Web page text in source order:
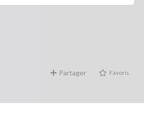
Partager Favoris